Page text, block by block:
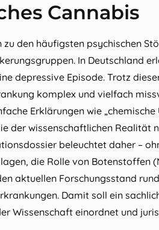
Cannabis
zu den häufigsten psychischen
In Deutschland
depressive Episode. Trotz
komplex und vielfach
Erklärungen wie
der wissenschaftlichen Realität
beleuchtet daher –
die Rolle von Botenstoffen
aktuellen Forschungsstand
Damit soll ein
Wissenschaft einordnet und